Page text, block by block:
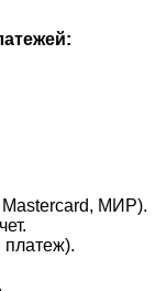
Mastercard, МИР).